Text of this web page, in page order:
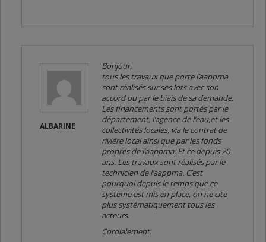
ALBARINE
Bonjour,
tous les travaux que porte l’aappma
sont réalisés sur ses lots avec son
accord ou par le biais de sa demande.
Les financements sont portés par le
département, l’agence de l’eau,et les
collectivités locales, via le contrat de
rivière local ainsi que par les fonds
propres de l’aappma. Et ce depuis 20
ans. Les travaux sont réalisés par le
technicien de l’aappma. C’est
pourquoi depuis le temps que ce
système est mis en place, on ne cite
plus systématiquement tous les
acteurs.
Cordialement.